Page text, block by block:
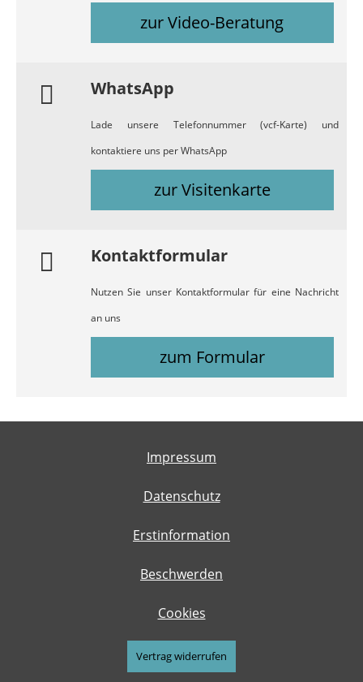
zur Video-Beratung
WhatsApp
Lade unsere Telefonnummer (vcf-Karte) und
kontaktiere uns per WhatsApp
zur Visitenkarte
Kontaktformular
Nutzen Sie unser Kontaktformular für eine Nachricht
an uns
zum Formular
Impressum
Datenschutz
Erstinformation
Beschwerden
Cookies
Vertrag widerrufen